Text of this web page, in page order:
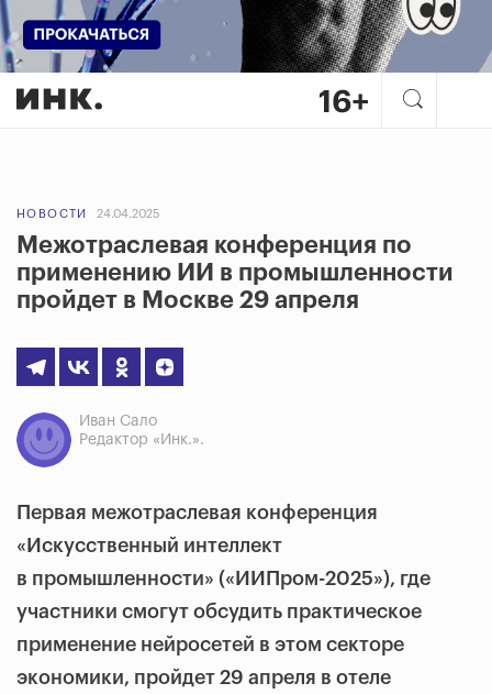
НОВОСТИ 24.04.2025
Межотраслевая конференция по
применению ИИ в промышленности
пройдет в Москве 29 апреля
Иван Сало
Редактор «Инк.».
Первая межотраслевая конференция
«Искусственный интеллект
в промышленности» («ИИПром-2025»), где
участники смогут обсудить практическое
применение нейросетей в этом секторе
экономики, пройдет 29 апреля в отеле